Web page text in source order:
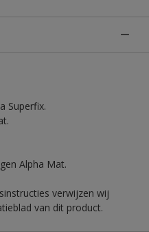
Superfix.
Alpha Mat.
verwijzen wij
van dit product.